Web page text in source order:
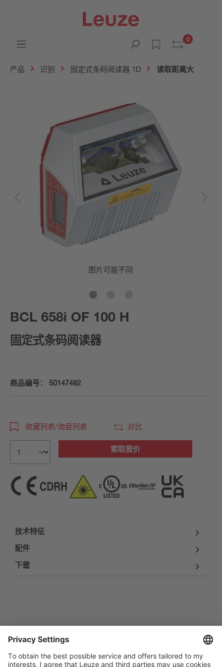
0
产品 识别 固定式条码阅读器 1D 读取距离大
图片可能不同
BCL 658i OF 100 H
固定式条码阅读器
商品编号： 50147482
收藏列表/询盘列表 对比
索取报价
技术特征
配件
下载